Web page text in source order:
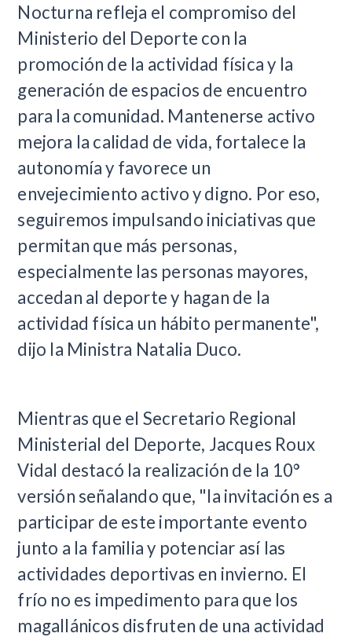
Nocturna refleja el compromiso del
Ministerio del Deporte con la
promoción de la actividad física y la
generación de espacios de encuentro
para la comunidad. Mantenerse activo
mejora la calidad de vida, fortalece la
autonomía y favorece un
envejecimiento activo y digno. Por eso,
seguiremos impulsando iniciativas que
permitan que más personas,
especialmente las personas mayores,
accedan al deporte y hagan de la
actividad física un hábito permanente",
dijo la Ministra Natalia Duco.
Mientras que el Secretario Regional
Ministerial del Deporte, Jacques Roux
Vidal destacó la realización de la 10°
versión señalando que, "la invitación es a
participar de este importante evento
junto a la familia y potenciar así las
actividades deportivas en invierno. El
frío no es impedimento para que los
magallánicos disfruten de una actividad